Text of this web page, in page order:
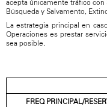
acepta únicamente tráfico con
Búsqueda y Salvamento,
La estrategia principal en
Operaciones es prestar
sea posible.
FREQ PRINCIPAL/